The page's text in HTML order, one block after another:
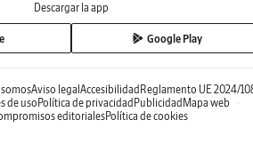
Descargar la app
Google Play
Aviso legal Accesibilidad Reglamento UE 2024/
de usoPolítica de privacidad Publicidad Mapa web
editorialesPolítica de cookies